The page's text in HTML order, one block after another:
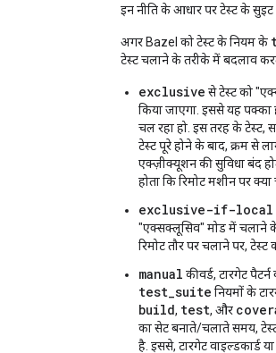
इन नीति के आधार पर टेस्ट के
अगर Bazel को टेस्ट के नियम के
टेस्ट चलाने के तरीके में बदलाव
exclusive से टेस्ट को
किया जाएगा. इससे यह पक्का
चल रहा हो. इस तरह के टेस्ट,
टेस्ट पूरे होने के बाद, क्रम से
एक्ज़ीक्यूशन की सुविधा बंद
होता कि रिमोट मशीन पर क्या
exclusive-if-local
"एक्सक्लूसिव" मोड में चलाने
रिमोट तौर पर चलाने पर, टेस्ट
manual कीवर्ड, टारगेट पैटर्न
test_suite नियमों के
build, test, और
का सेट बनाते/चलाते समय,
है. इससे, टारगेट वाइल्डकार्ड